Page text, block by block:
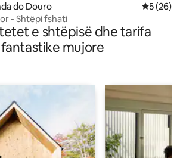
do Douro Vlerësimi
5 (26)
- Shtëpi fshati
e shtëpisë dhe tarifa
fantastike mujore